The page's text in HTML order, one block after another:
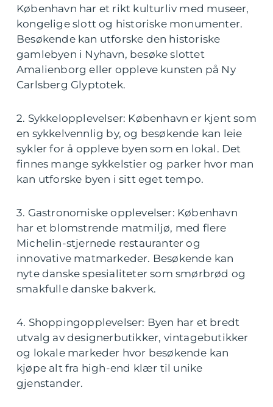
København har et rikt kulturliv med museer,
kongelige slott og historiske monumenter.
Besøkende kan utforske den historiske
gamlebyen i Nyhavn, besøke slottet
Amalienborg eller oppleve kunsten på Ny
Carlsberg Glyptotek.
2. Sykkelopplevelser: København er kjent som
en sykkelvennlig by, og besøkende kan leie
sykler for å oppleve byen som en lokal. Det
finnes mange sykkelstier og parker hvor man
kan utforske byen i sitt eget tempo.
3. Gastronomiske opplevelser: København
har et blomstrende matmiljø, med flere
Michelin-stjernede restauranter og
innovative matmarkeder. Besøkende kan
nyte danske spesialiteter som smørbrød og
smakfulle danske bakverk.
4. Shoppingopplevelser: Byen har et bredt
utvalg av designerbutikker, vintagebutikker
og lokale markeder hvor besøkende kan
kjøpe alt fra high-end klær til unike
gjenstander.